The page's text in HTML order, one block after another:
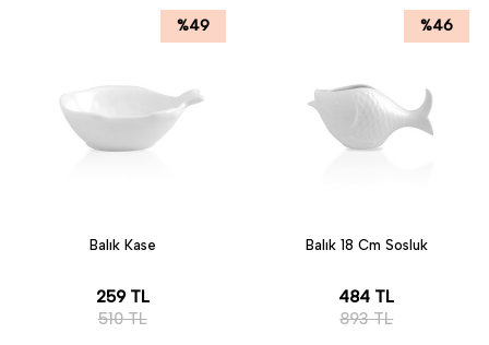
%49
Balık Kase
259TL
510TL
%46
Balık 18 Cm Sosluk
484 TL
893TL